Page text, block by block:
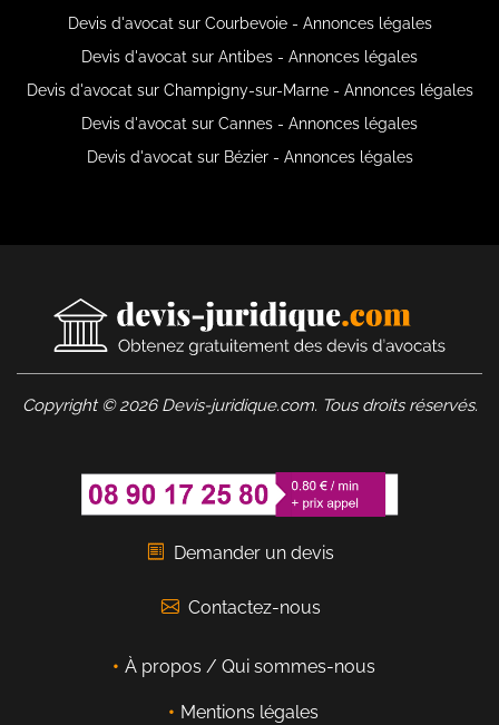
Devis d'avocat sur Courbevoie - Annonces légales
Devis d'avocat sur Antibes - Annonces légales
Devis d'avocat sur Champigny-sur-Marne - Annonces légales
Devis d'avocat sur Cannes - Annonces légales
Devis d'avocat sur Bézier - Annonces légales
Copyright © 2026 Devis-juridique.com. Tous droits réservés.
Demander un devis
Contactez-nous
À propos / Qui sommes-nous
Mentions légales